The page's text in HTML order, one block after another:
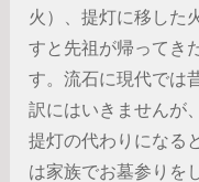
火）、提灯に移した
すと先祖が帰ってき
す。流石に現代では
訳にはいきませんが
提灯の代わりになる
は家族でお墓参りを